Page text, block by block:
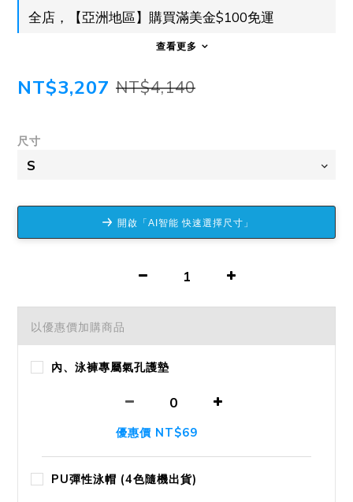
全店，【亞洲地區】購買滿美金$100免運
查看更多
NT$3,207 NT$4,140
尺寸
開啟「AI智能 快速選擇尺寸」
以優惠價加購商品
內、泳褲專屬氣孔護墊
優惠價 NT$69
PU彈性泳帽 (4色隨機出貨)